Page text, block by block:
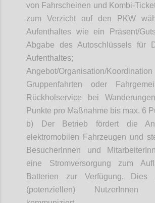
von Fahrscheinen und Kombi-
zum Verzicht auf den PKW
Aufenthaltes wie ein Präsent/
Abgabe des Autoschlüssels für
Aufenthaltes;
Angebot/Organisation/
Gruppenfahrten oder
Rückholservice bei
Punkte pro Maßnahme bis max. 6
b) Der Betrieb fördert die
elektromobilen Fahrzeugen und
BesucherInnen und
eine Stromversorgung zum
Batterien zur Verfügung. Dies
(potenziellen)
NutzerInnen